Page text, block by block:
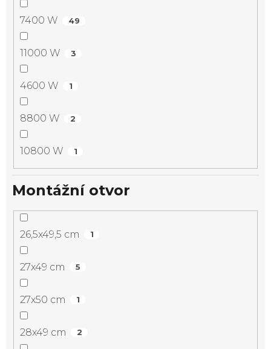
7400 W 49
11000 W 3
4600 W 1
8800 W 2
10800 W 1
Montážní otvor
26,5x49,5 cm 1
27x49 cm 5
27x50 cm 1
28x49 cm 2